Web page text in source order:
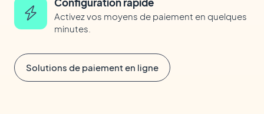
Activez vos moyens de paiement en quelques
minutes.
Solutions de paiement en ligne